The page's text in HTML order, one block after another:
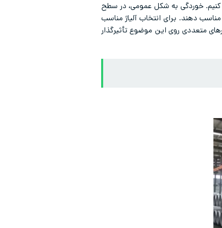
کنیم. خوردگی به شکل عمومی، در سطح
دهند. برای انتخاب آلیاژ مناسب
متعددی روی این موضوع تأثیرگذار